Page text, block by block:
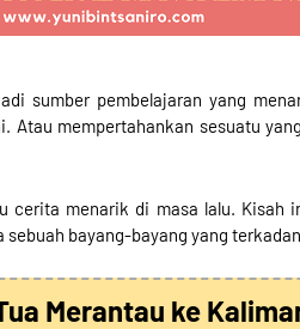
sumber pembelajaran yang
Atau mempertahankan sesuatu
cerita menarik di masa lalu.
sebuah bayang-bayang yang
Merantau ke